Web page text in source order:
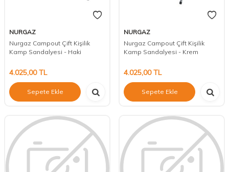
NURGAZ
Nurgaz Campout Çift Kişilik
Kamp Sandalyesi - Haki
4.025,00TL
Sepete Ekle
NURGAZ
Nurgaz Campout Çift Kişilik
Kamp Sandalyesi - Krem
4.025,00TL
Sepete Ekle